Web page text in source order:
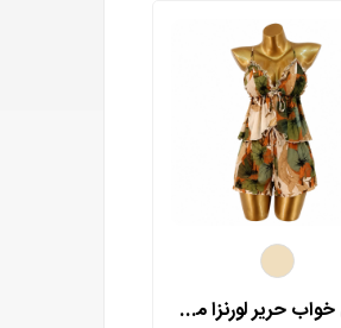
لباس خواب حریر لورنزا مدل 27971